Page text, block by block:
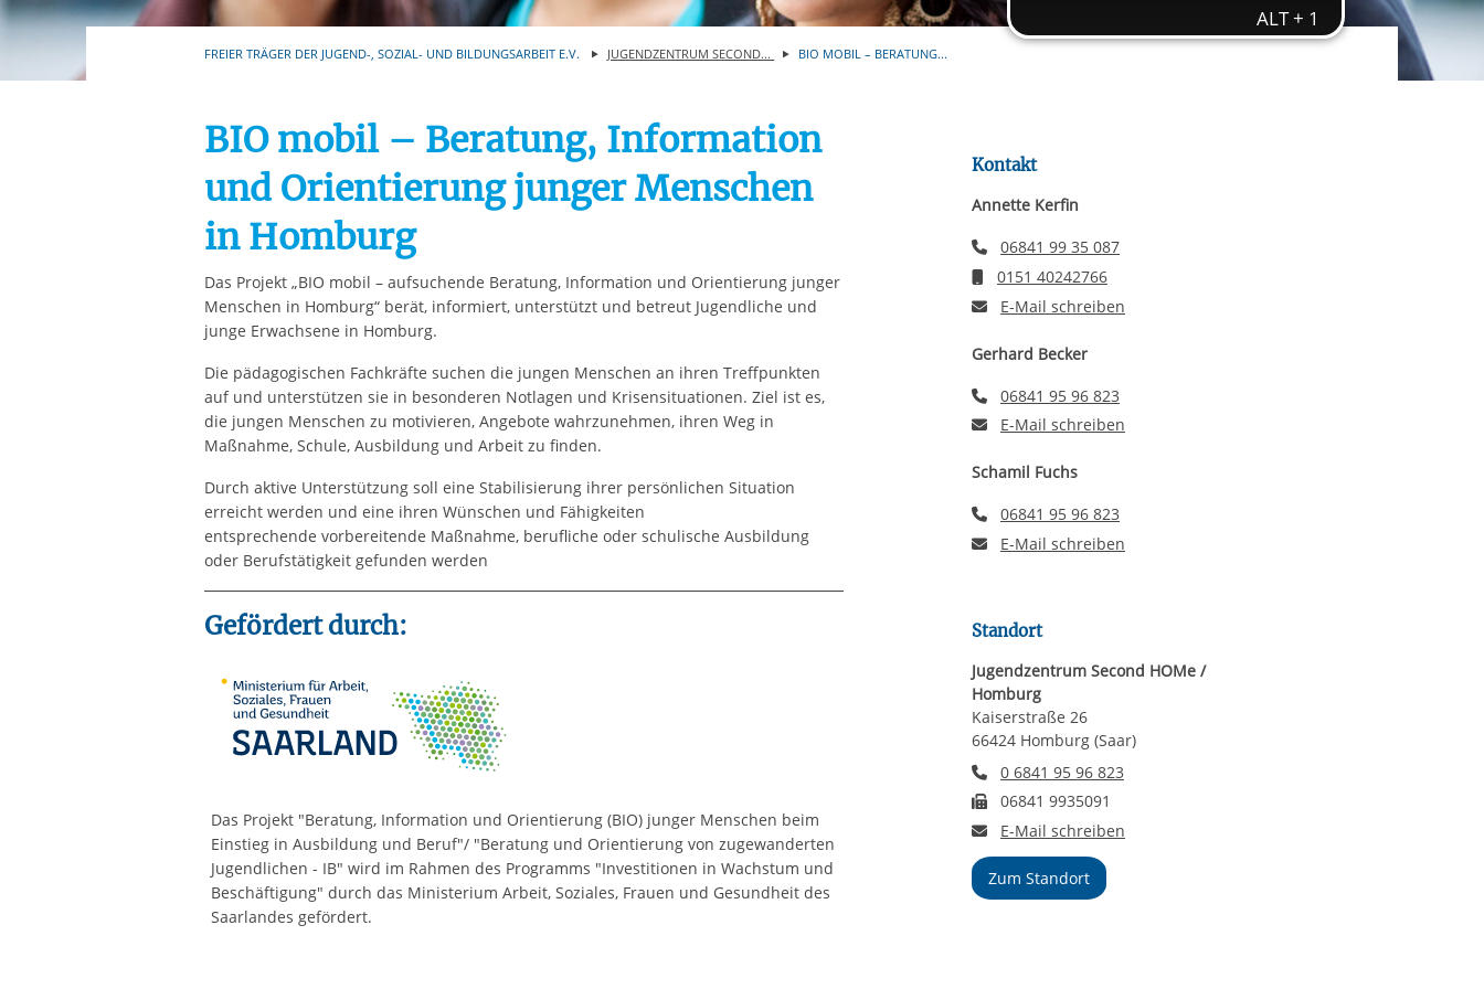
Ihre etwaige Einwilligung erstreckt sich nicht auf notwendige Cookies, die erforderlich zur Bereitstellung
der von Ihnen aufgerufenen und somit gewünschten Website-Funktionen sind. Diese Cookies setzen wir
aufgrund berechtigter Interessen und daher unabhängig von einer Einwilligung.
Automatische Wiedergabe starten/stoppen
FREIER TRÄGER DER JUGEND-, SOZIAL- UND BILDUNGSARBEIT E.V. JUGENDZENTRUM SECOND... BIO MOBIL – BERATUNG...
BIO mobil – Beratung, Information
und Orientierung junger Menschen
in Homburg
Das Projekt „BIO mobil – aufsuchende Beratung, Information und Orientierung junger
Menschen in Homburg“ berät, informiert, unterstützt und betreut Jugendliche und
junge Erwachsene in Homburg.
Die pädagogischen Fachkräfte suchen die jungen Menschen an ihren Treffpunkten
auf und unterstützen sie in besonderen Notlagen und Krisensituationen. Ziel ist es,
die jungen Menschen zu motivieren, Angebote wahrzunehmen, ihren Weg in
Maßnahme, Schule, Ausbildung und Arbeit zu finden.
Durch aktive Unterstützung soll eine Stabilisierung ihrer persönlichen Situation
erreicht werden und eine ihren Wünschen und Fähigkeiten
entsprechende vorbereitende Maßnahme, berufliche oder schulische Ausbildung
oder Berufstätigkeit gefunden werden
Gefördert durch:
Das Projekt "Beratung, Information und Orientierung (BIO) junger Menschen beim
Einstieg in Ausbildung und Beruf"/ "Beratung und Orientierung von zugewanderten
Jugendlichen - IB" wird im Rahmen des Programms "Investitionen in Wachstum und
Beschäftigung" durch das Ministerium Arbeit, Soziales, Frauen und Gesundheit des
Saarlandes gefördert.
Kontakt
Annette Kerfin
Telefonnummer
06841 99 35 087
Email senden
0151 40242766
E-Mail schreiben
Gerhard Becker
Telefonnummer
06841 95 96 823
E-Mail schreiben
Schamil Fuchs
Telefonnummer
06841 95 96 823
E-Mail schreiben
Standort
Jugendzentrum Second HOMe /
Homburg
Kaiserstraße 26
66424 Homburg (Saar)
Telefonnummer
0 6841 95 96 823
Faxnummer
06841 9935091
E-Mail an Jugendzentrum Second HOMe / Homburg
E-Mail schreiben
Zum Standort